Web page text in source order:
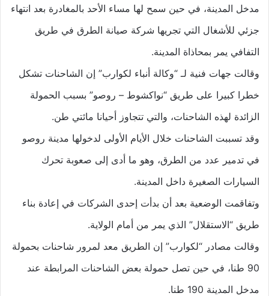
مدخل المدينة، في حين سمح لها مساء الأحد بالمغادرة بعد انتهاء
جزئي للأشغال التي تجريها شركة صيانة الطرق في طريق
التفافي يمر بمحاذاة المدينة.
وقالت جهات فنية لـ “وكالة أنباء لكوارب” إن الشاحنات تشكل
خطرا كبيرا على طريق “نواكشوط – روصو” بسبب الحمولة
الزائدة لهذه الشاحنات، والتي تتجاوز أحيانا مائتي طن.
وقد تسببت الشاحنات خلال الأيام الأولى لدخولها مدينة روصو
في تدمير عدد من الطرق، وهو ما أدى إلى صعوبة تحرك
السيارات الصغيرة داخل المدينة.
وتفاقمت الوضعية بعد أن بدأت إحدى الشركات في إعادة بناء
طريق “الاستقلال” الذي يمر من أمام الولاية.
وقالت مصادر “لكوارب” إن الطريق معد لمرور شاحنات بحمولة
90 طنا، في حين تصل حمولة بعض الشاحنات المرابطة عند
مدخل المدينة 190 طنا.